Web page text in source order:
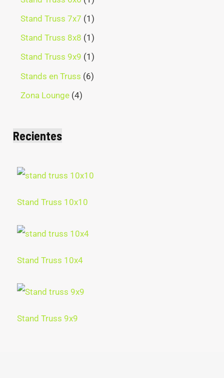
Stand Truss 7x7 1
Stand Truss 8x8 1
Stand Truss 9x9 1
Stands en Truss 6
Zona Lounge 4
Recientes
Stand Truss 10x10
Stand Truss 10x4
Stand Truss 9x9